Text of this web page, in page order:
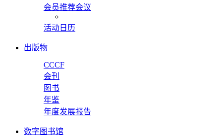
会员推荐会议
活动日历
出版物
CCCF
会刊
图书
年鉴
年度发展报告
数字图书馆